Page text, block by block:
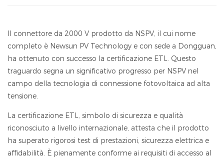
Il connettore da 2000 V prodotto da NSPV, il cui nome
completo è Newsun PV Technology e con sede a Dongguan,
ha ottenuto con successo la certificazione ETL. Questo
traguardo segna un significativo progresso per NSPV nel
campo della tecnologia di connessione fotovoltaica ad alta
tensione.
La certificazione ETL, simbolo di sicurezza e qualità
riconosciuto a livello internazionale, attesta che il prodotto
ha superato rigorosi test di prestazioni, sicurezza elettrica e
affidabilità. È pienamente conforme ai requisiti di accesso al